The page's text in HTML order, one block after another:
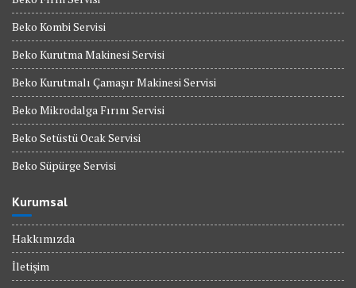
Beko Kombi Servisi
Beko Kurutma Makinesi Servisi
Beko Kurutmalı Çamaşır Makinesi Servisi
Beko Mikrodalga Fırını Servisi
Beko Setüstü Ocak Servisi
Beko Süpürge Servisi
Kurumsal
Hakkımızda
İletişim